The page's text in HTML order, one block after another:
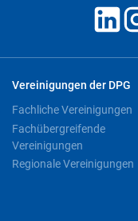
Vereinigungen der DPG
Fachliche Vereinigungen
Fachübergreifende
Vereinigungen
Regionale Vereinigungen